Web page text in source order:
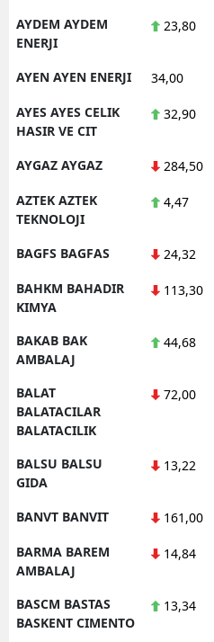
AYDEM AYDEM
ENERJI
23,80
AYEN AYEN ENERJI 34,00
AYES AYES CELIK
HASIR VE CIT
32,90
AYGAZ AYGAZ 284,50
AZTEK AZTEK
TEKNOLOJI
4,47
BAGFS BAGFAS 24,32
BAHKM BAHADIR
KIMYA
113,30
BAKAB BAK
AMBALAJ
44,68
BALAT
BALATACILAR
BALATACILIK
72,00
BALSU BALSU
GIDA
13,22
BANVT BANVIT 161,00
BARMA BAREM
AMBALAJ
14,84
BASCM BASTAS
BASKENT CIMENTO
13,34